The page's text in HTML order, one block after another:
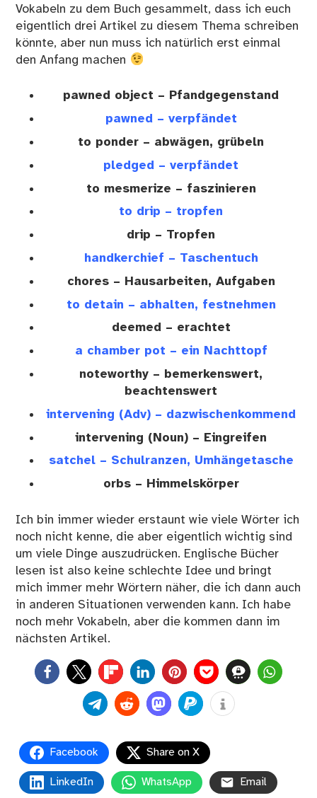
Vokabeln zu dem Buch gesammelt, dass ich euch
eigentlich drei Artikel zu diesem Thema schreiben
könnte, aber nun muss ich natürlich erst einmal
den Anfang machen
pawned object – Pfandgegenstand
pawned – verpfändet
to ponder – abwägen, grübeln
pledged – verpfändet
to mesmerize – faszinieren
to drip – tropfen
drip – Tropfen
handkerchief – Taschentuch
chores – Hausarbeiten, Aufgaben
to detain – abhalten, festnehmen
deemed – erachtet
a chamber pot – ein Nachttopf
noteworthy – bemerkenswert,
beachtenswert
intervening (Adv) – dazwischenkommend
intervening (Noun) – Eingreifen
satchel – Schulranzen, Umhängetasche
orbs – Himmelskörper
Ich bin immer wieder erstaunt wie viele Wörter ich
noch nicht kenne, die aber eigentlich wichtig sind
um viele Dinge auszudrücken. Englische Bücher
lesen ist also keine schlechte Idee und bringt
mich immer mehr Wörtern näher, die ich dann auch
in anderen Situationen verwenden kann. Ich habe
noch mehr Vokabeln, aber die kommen dann im
nächsten Artikel.
0
Facebook Share on X
LinkedIn WhatsApp Email